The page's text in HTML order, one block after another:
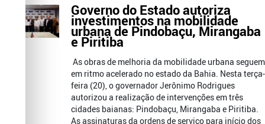
Governo do Estado autoriza
investimentos na mobilidade
urbana de Pindobaçu, Mirangaba
e Piritiba
As obras de melhoria da mobilidade urbana seguem
em ritmo acelerado no estado da Bahia. Nesta terça-
feira (20), o governador Jerônimo Rodrigues
autorizou a realização de intervenções em três
cidades baianas: Pindobaçu, Mirangaba e Piritiba.
As assinaturas da ordens de serviço para início dos